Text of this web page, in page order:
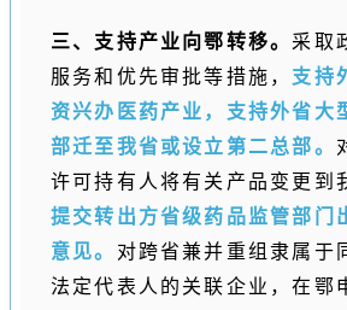
三、支持产业向鄂转移。 采取
服务和优先审批等措施， 支持
资兴办医药产业，支持外省大
部迁至我省或设立第二总部。
许可持有人将有关产品变更到
提交转出方省级药品监管部门
意见。 对跨省兼并重组隶属于
法定代表人的关联企业，在鄂